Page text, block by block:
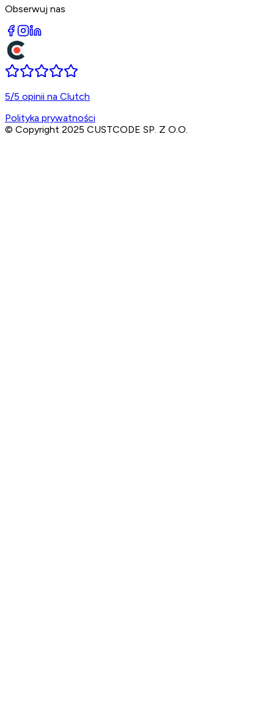
Obserwuj nas
5/5 opinii na Clutch
Polityka prywatności
© Copyright 2025 CUSTCODE SP. Z O.O.